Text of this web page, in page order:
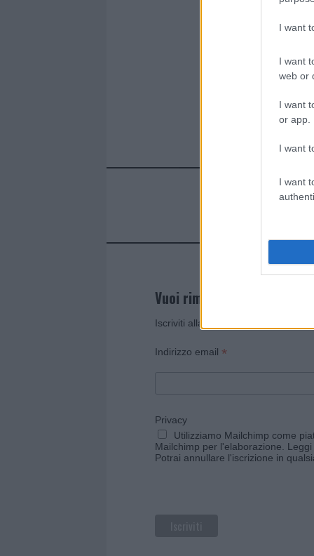
I want
I want
web or
I want
or app.
I want
I want
Vuoi rimanere sempre
Iscriviti alla newsletter di Gallura
Indirizzo email *
Privacy
Utilizziamo Mailchimp come
Mailchimp per l'elaborazione.
Potrai annullare l'iscrizione in